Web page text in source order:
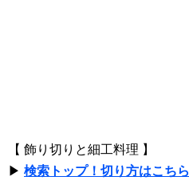
【 飾り切りと細工料理 】
▶ 検索トップ！切り方はこちら